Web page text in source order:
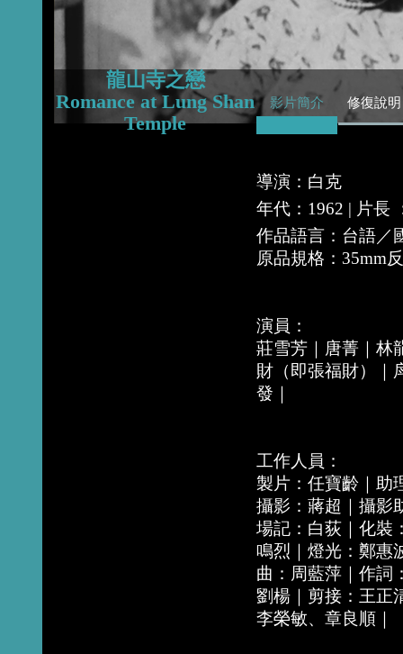
龍山寺之戀
Romance at Lung Shan
Temple
影片簡介 修復說明
導演：白克
年代：1962 | 片長
作品語言：台語／
原品規格：35mm
演員：
莊雪芳｜唐菁｜林
財（即張福財）｜
發｜
工作人員：
製片：任寶齡｜助
攝影：蔣超｜攝影
場記：白荻｜化裝
鳴烈｜燈光：鄭惠
曲：周藍萍｜作詞
劉楊｜剪接：王正
李榮敏、章良順｜